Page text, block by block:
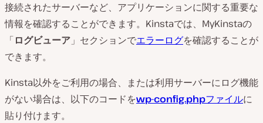
接続されたサーバーなど、アプリケーションに関する重要な
情報を確認することができます。Kinstaでは、MyKinstaの
「ログビューア 」セクションでエラーログを確認することが
できます。
Kinsta以外をご利用の場合、または利用サーバーにログ機能
がない場合は、以下のコードをwp-config.phpファイルに
貼り付けます。